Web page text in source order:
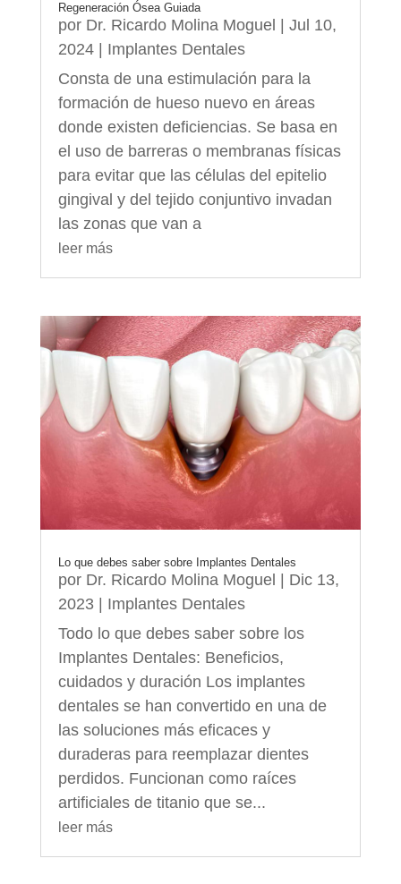
Regeneración Ósea Guiada
por Dr. Ricardo Molina Moguel
Jul 10,
2024| Implantes Dentales
Consta de una estimulación para la
formación de hueso nuevo en áreas
donde existen deficiencias. Se basa en
el uso de barreras o membranas físicas
para evitar que las células del epitelio
gingival y del tejido conjuntivo invadan
las zonas que van a
leer más
Lo que debes saber sobre Implantes Dentales
por Dr. Ricardo Molina Moguel | Dic 13,
2023| Implantes Dentales
Todo lo que debes saber sobre los
Implantes Dentales: Beneficios,
cuidados y duración Los implantes
dentales se han convertido en una de
las soluciones más eficaces y
duraderas para reemplazar dientes
perdidos. Funcionan como raíces
artificiales de titanio que se...
leer más